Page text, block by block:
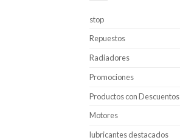
stop
Repuestos
Radiadores
Promociones
Productos con Descuentos
Motores
lubricantes destacados